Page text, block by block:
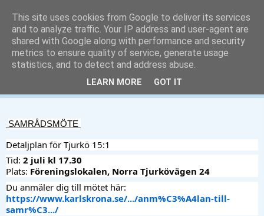
SAMRÅDSMÖTE
Detaljplan för Tjurkö 15:1
Tid: 2 juli kl 17.30
Plats: Föreningslokalen, Norra Tjurkövägen 24
Du anmäler dig till mötet här:
https://www.karlskrona.se/.../anm%C3%A4lan-till-
samr%C3.../
This site uses cookies from Google to deliver its services
and to analyze traffic. Your IP address and user-agent are
shared with Google along with performance and security
metrics to ensure quality of service, generate usage
statistics, and to detect and address abuse.
LEARN MORE GOT IT